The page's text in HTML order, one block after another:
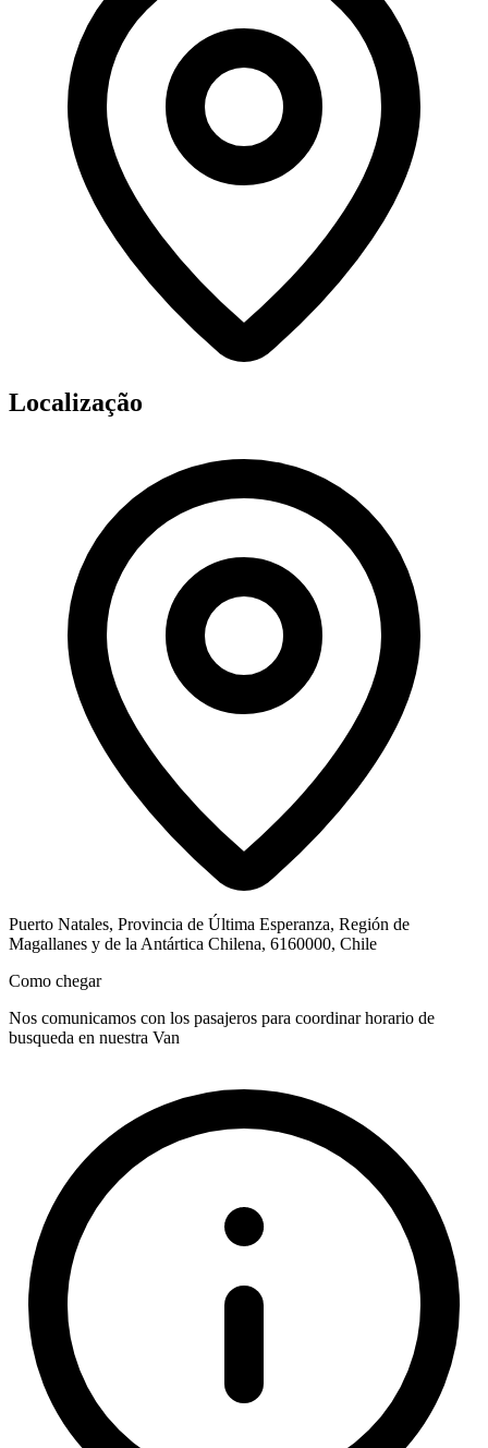
Localização
Puerto Natales, Provincia de Última Esperanza, Región de
Magallanes y de la Antártica Chilena, 6160000, Chile
Como chegar
Nos comunicamos con los pasajeros para coordinar horario de
busqueda en nuestra Van